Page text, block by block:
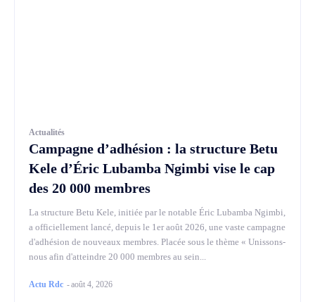
Actualités
Campagne d’adhésion : la structure Betu
Kele d’Éric Lubamba Ngimbi vise le cap
des 20 000 membres
La structure Betu Kele, initiée par le notable Éric Lubamba Ngimbi,
a officiellement lancé, depuis le 1er août 2026, une vaste campagne
d'adhésion de nouveaux membres. Placée sous le thème « Unissons-
nous afin d'atteindre 20 000 membres au sein...
Actu Rdc -août 4, 2026